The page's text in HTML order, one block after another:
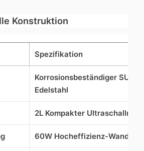
Konstruktion
Spezifikation
Korrosionsbeständiger
Edelstahl
2L Kompakter
60W Hocheffizienz-Wandler